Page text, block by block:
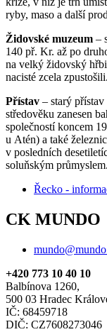
ryby, maso a další
Židovské muzeum –
140 př. Kr. až po
na velký židovský
nacisté zcela zpustošili.
Přístav – starý
středověku zanesen
společností koncem
u Atén) a také
v posledních
soluňským průmyslem.
Řecko -
CK MUNDO
+420 773 10 40 10
Balbínova 1260,
500 03 Hradec
IČ: 68459718
DIČ: CZ7608273046